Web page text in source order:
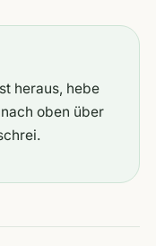
heraus, hebe
oben über